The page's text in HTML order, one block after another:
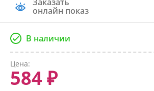
онлайн показ
В наличии
Цена:
584 ₽